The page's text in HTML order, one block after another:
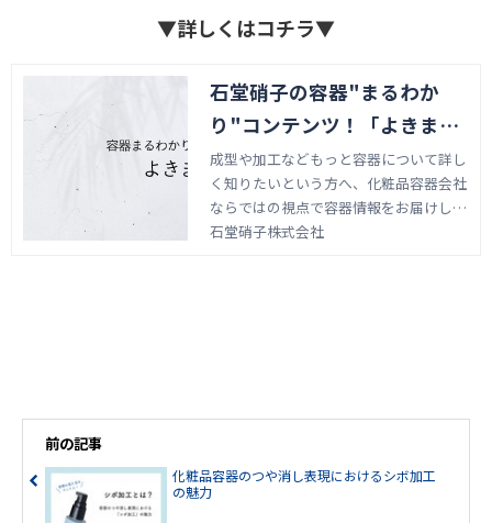
▼詳しくはコチラ▼
石堂硝子の容器"まるわか
り"コンテンツ！「よきま
る」
成型や加工などもっと容器について詳し
く知りたいという方へ、化粧品容器会社
ならではの視点で容器情報をお届けしま
す。
石堂硝子株式会社
前の記事
化粧品容器のつや消し表現におけるシボ加工
の魅力